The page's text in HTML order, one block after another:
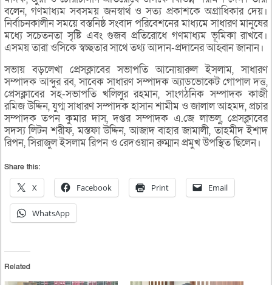
বলেন, গণমাধ্যম সবসময় জনস্বার্থ ও সত্য প্রকাশকে অগ্রাধিকার দেয়।
নির্বাচনকালীন সময়ে বস্তনিষ্ঠ সংবাদ পরিবেশনের মাধ্যমে সাধারণ মানুষের
মধ্যে সচেতনতা সৃষ্টি এবং গুজব প্রতিরোধে গণমাধ্যম ভূমিকা রাখবে।
এসময় তারা ওসিকে স্বচ্ছতার সাথে তথ্য আদান-প্রদানের আহ্বান জানান।
সভায় বড়লেখা প্রেসক্লাবের সভাপতি আনোয়ারুল ইসলাম, সাধারণ
সম্পাদক আব্দুর রব, সাবেক সাধারণ সম্পাদক অ্যাডভোকেট গোপাল দত্ত,
প্রেসক্লাবের সহ-সভাপতি খলিলুর রহমান, সাংগঠনিক সম্পাদক কাজী
রমিজ উদ্দিন, যুগ্ম সাধারণ সম্পাদক হাসান শামীম ও জালাল আহমদ, প্রচার
সম্পাদক তপন কুমার দাস, দপ্তর সম্পাদক এ.জে লাভলু, প্রেসক্লাবের
সদস্য লিটন শরীফ, মস্তফা উদ্দিন, আজাদ বাহার জামালী, তাহমীদ ইশাদ
রিপন, সিরাজুল ইসলাম রিপন ও রেদওয়ান রুম্মান প্রমুখ উপস্থিত ছিলেন।
Share this:
X Facebook Print Email
WhatsApp
Related